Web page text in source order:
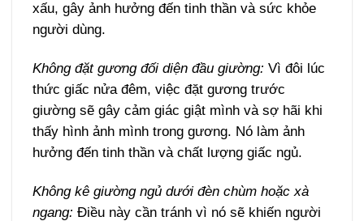
xấu, gây ảnh hưởng đến tinh thần và sức khỏe
người dùng.
Không đặt gương đối diện đầu giường:Vì đôi lúc
thức giấc nửa đêm, việc đặt gương trước
giường sẽ gây cảm giác giật mình và sợ hãi khi
thấy hình ảnh mình trong gương. Nó làm ảnh
hưởng đến tinh thần và chất lượng giấc ngủ.
Không kê giường ngủ dưới đèn chùm hoặc xà
ngang:Điều này cần tránh vì nó sẽ khiến người